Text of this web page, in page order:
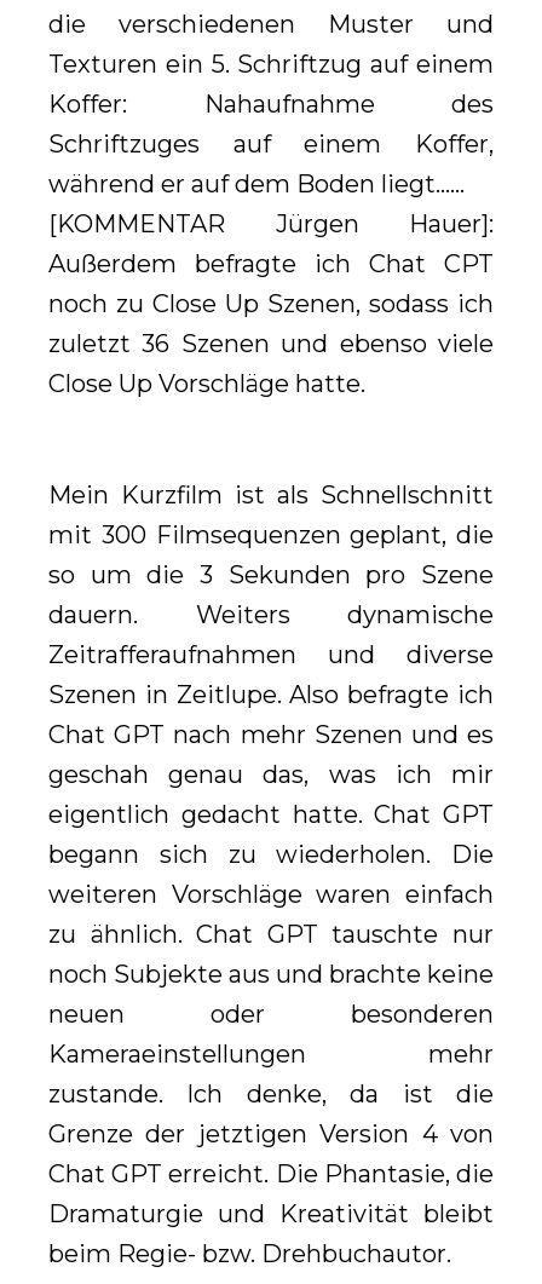
die verschiedenen Muster und
Texturen ein 5. Schriftzug auf einem
Koffer: Nahaufnahme des
Schriftzuges auf einem Koffer,
während er auf dem Boden liegt……
[KOMMENTAR Jürgen Hauer]:
Außerdem befragte ich Chat CPT
noch zu Close Up Szenen, sodass ich
zuletzt 36 Szenen und ebenso viele
Close Up Vorschläge hatte.
Mein Kurzfilm ist als Schnellschnitt
mit 300 Filmsequenzen geplant, die
so um die 3 Sekunden pro Szene
dauern. Weiters dynamische
Zeitrafferaufnahmen und diverse
Szenen in Zeitlupe. Also befragte ich
Chat GPT nach mehr Szenen und es
geschah genau das, was ich mir
eigentlich gedacht hatte. Chat GPT
begann sich zu wiederholen. Die
weiteren Vorschläge waren einfach
zu ähnlich. Chat GPT tauschte nur
noch Subjekte aus und brachte keine
neuen oder besonderen
Kameraeinstellungen mehr
zustande. Ich denke, da ist die
Grenze der jetztigen Version 4 von
Chat GPT erreicht. Die Phantasie, die
Dramaturgie und Kreativität bleibt
beim Regie- bzw. Drehbuchautor.